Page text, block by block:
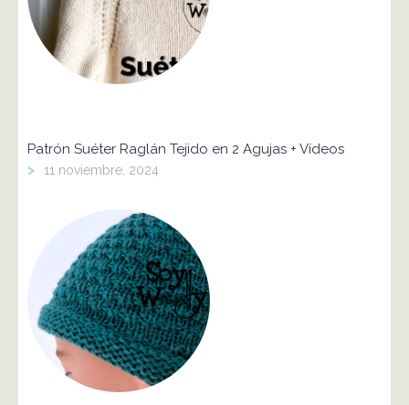
Patrón Suéter Raglán Tejido en 2 Agujas + Vídeos
> 11 noviembre, 2024